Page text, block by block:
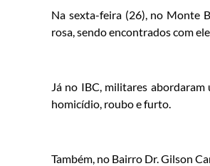
Na sexta-feira (26), no Monte
rosa, sendo encontrados com
Já no IBC, militares
homicídio, roubo e furto.
Também, no Bairro Dr. Gilson